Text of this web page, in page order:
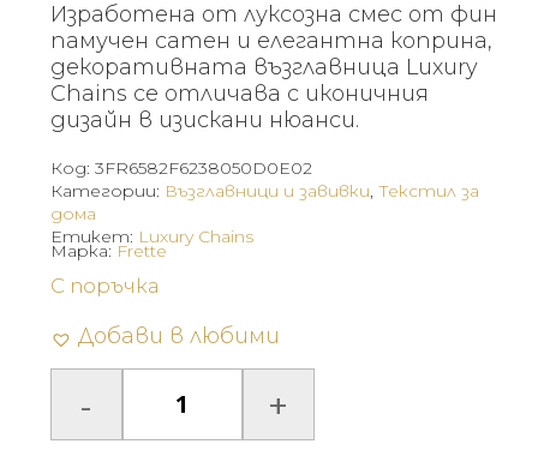
Изработена от луксозна смес от фин
памучен сатен и елегантна коприна,
декоративната възглавница Luxury
Chains се отличава с иконичния
дизайн в изискани нюанси.
Код: 3FR6582F6238050D0E02
Категории: Възглавници и завивки, Текстил за
дома
Етикет: Luxury Chains
С поръчка
Добави в любими
Марка: Frette